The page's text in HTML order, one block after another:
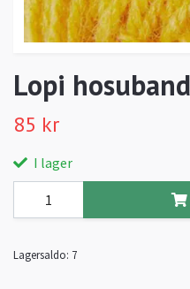
Lopi
85 kr
I lager
Lagersaldo: 7